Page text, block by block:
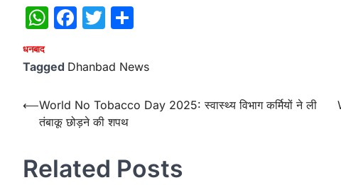
WhatsApp
Facebook
Twitter
धनबाद
Tagged Dhanbad News
Post
navigation
⟵World No Tobacco Day 2025: स्वास्थ्य विभाग कर्मियों ने ली
तंबाकू छोड़ने की शपथ
Related Posts